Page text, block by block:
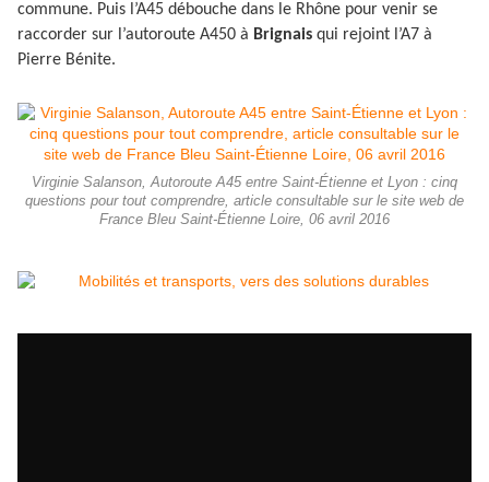
commune. Puis l’A45 débouche dans le Rhône pour venir se
raccorder sur l’autoroute A450 à Brignais qui rejoint l’A7 à
Pierre Bénite.
Virginie Salanson, Autoroute A45 entre Saint-Étienne et Lyon : cinq
questions pour tout comprendre, article consultable sur le site web de
France Bleu Saint-Étienne Loire, 06 avril 2016